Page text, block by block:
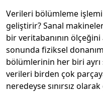
Verileri bölümleme
geliştirir? Sanal
bir veritabanının ölçeğini
sonunda fiziksel donanım
bölümlerinin her biri ayrı
verileri birden çok
neredeyse sınırsız